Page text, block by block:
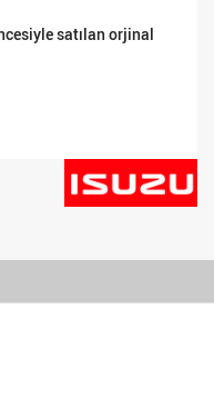
satılan orjinal